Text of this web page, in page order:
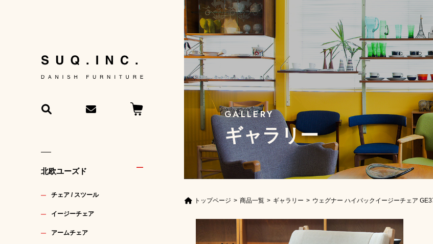
北欧ユーズド
チェア / スツール
イージーチェア
アームチェア
ギャラリー
トップページ 商品一覧 ギャラリー ウェグナー ハイバックイージーチェア